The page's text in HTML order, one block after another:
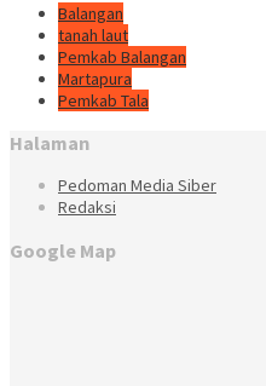
Balangan
tanah laut
Pemkab Balangan
Martapura
Pemkab Tala
Halaman
Pedoman Media Siber
Redaksi
Google Map